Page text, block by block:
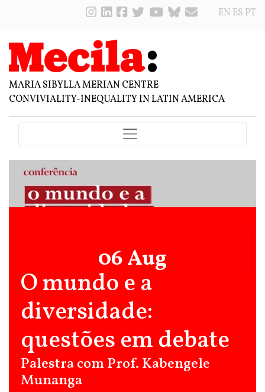
EN ES PT
MARIA SIBYLLA MERIAN CENTRE
CONVIVIALITY-INEQUALITY IN LATIN AMERICA
06 Aug
O mundo e a
diversidade:
questões em debate
Palestra com Prof. Kabengele
Munanga